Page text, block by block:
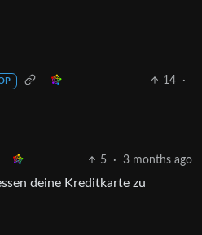
14
·
5 · 3 months ago
deine Kreditkarte zu